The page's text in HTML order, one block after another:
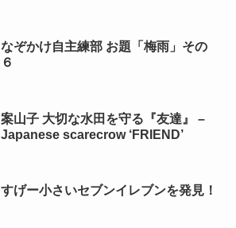
なぞかけ自主練部 お題「梅雨」その
６
案山子 大切な水田を守る『友達』 –
Japanese scarecrow ‘FRIEND’
すげー小さいセブンイレブンを発見！